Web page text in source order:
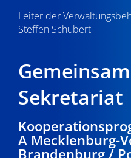
Leiter der
Steffen Schubert
Sekretariat
A Mecklenburg-
Brandenburg /